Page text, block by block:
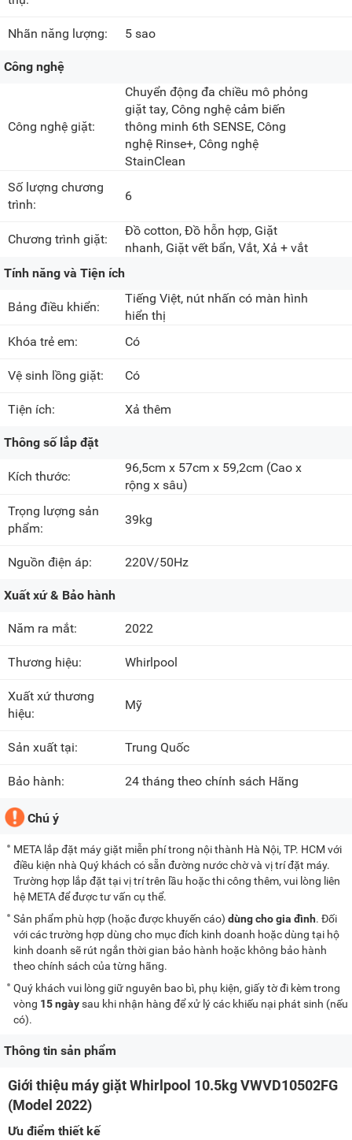
Nhãn năng lượng: 5 sao
Công nghệ
Công nghệ giặt:
Chuyển động đa chiều mô phỏng
giặt tay, Công nghệ cảm biến
thông minh 6th SENSE, Công
nghệ Rinse+, Công nghệ
StainClean
Số lượng chương
trình:
6
Chương trình giặt:
Đồ cotton, Đồ hỗn hợp, Giặt
nhanh, Giặt vết bẩn, Vắt, Xả + vắt
Tính năng và Tiện ích
Bảng điều khiển:
Tiếng Việt, nút nhấn có màn hình
hiển thị
Khóa trẻ em:
Có
Vệ sinh lồng giặt: Có
Tiện ích: Xả thêm
Thông số lắp đặt
Kích thước:
96,5cm x 57cm x 59,2cm (Cao x
rộng x sâu)
Trọng lượng sản
phẩm:
39kg
Nguồn điện áp: 220V/50Hz
Xuất xứ & Bảo hành
Năm ra mắt: 2022
Thương hiệu: Whirlpool
Xuất xứ thương
hiệu:
Mỹ
Sản xuất tại: Trung Quốc
Bảo hành: 24 tháng theo chính sách Hãng
Chú ý
META lắp đặt máy giặt miễn phí trong nội thành Hà Nội, TP. HCM với
điều kiện nhà Quý khách có sẵn đường nước chờ và vị trí đặt máy.
Trường hợp lắp đặt tại vị trí trên lầu hoặc thi công thêm, vui lòng liên
hệ META để được tư vấn cụ thể.
Sản phẩm phù hợp (hoặc được khuyến cáo) dùng cho gia đình. Đối
với các trường hợp dùng cho mục đích kinh doanh hoặc dùng tại hộ
kinh doanh sẽ rút ngắn thời gian bảo hành hoặc không bảo hành
theo chính sách của từng hãng.
Quý khách vui lòng giữ nguyên bao bì, phụ kiện, giấy tờ đi kèm trong
vòng 15 ngàysau khi nhận hàng để xử lý các khiếu nại phát sinh (nếu
có).
Thông tin sản phẩm
Giới thiệu máy giặt Whirlpool 10.5kg VWVD10502FG
(Model 2022)
Ưu điểm thiết kế